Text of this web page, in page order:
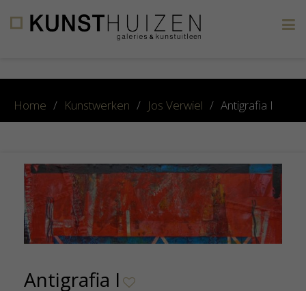
Home / Kunstwerken / Jos Verwiel / Antigrafia I
Antigrafia I